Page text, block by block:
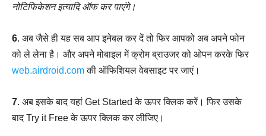
नोटिफिकेशन इत्यादि ऑफ कर पाएंगे।
6. अब जैसे ही यह सब आप इनेबल कर दें तो फिर आपको अब अपने फोन
को ले लेना है। और अपने मोबाइल में क्रोम ब्राउजर को ओपन करके फिर
web.airdroid.comकी ऑफिशियल वेबसाइट पर जाएं।
7. अब इसके बाद यहां Get Started के ऊपर क्लिक करें। फिर उसके
बाद Try it Free के ऊपर क्लिक कर लीजिए।